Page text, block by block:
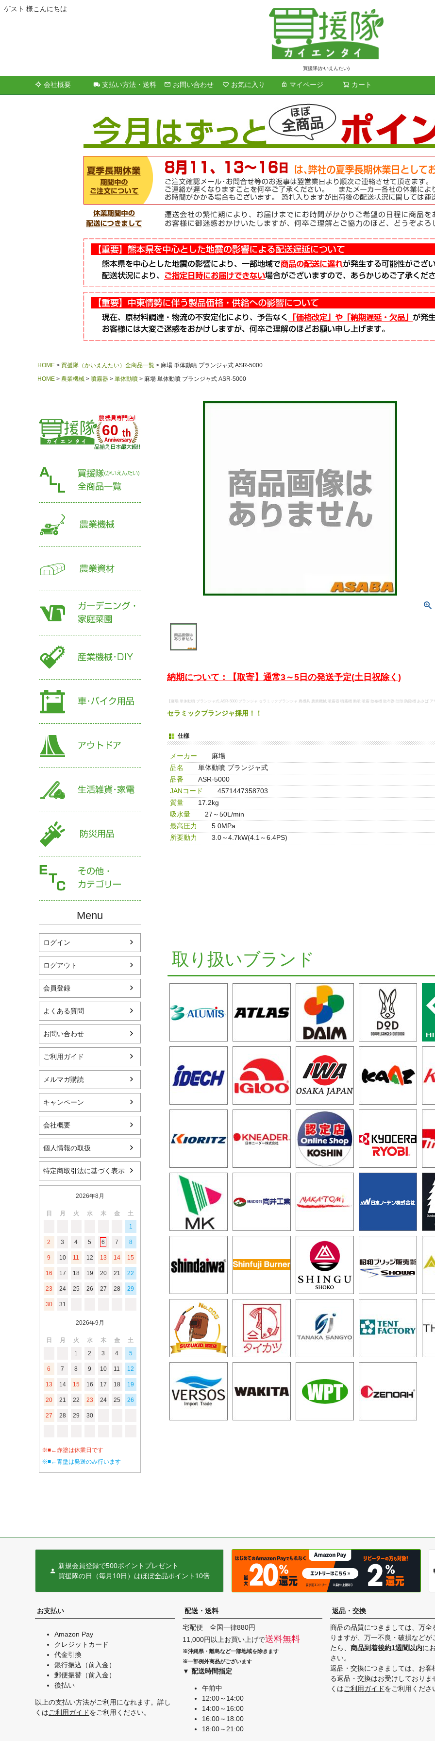
ゲスト 様こんにちは
買援隊(かいえんたい)
会社概要 支払い方法・送料 お問い合わせ お気に入り マイページ カート
検索
HOME 買援隊（かいえんたい）全商品一覧
麻場 単体動噴 プランジャ式 ASR-5000
HOME
農業機械 噴霧器 単体動噴 麻場 単体動噴 プランジャ式 ASR-5000
60
Menu
ログイン
ログアウト
会員登録
よくある質問
お問い合わせ
ご利用ガイド
メルマガ購読
キャンペーン
会社概要
個人情報の取扱
特定商取引法に基づく表示
2026年8月
日 月 火 水 木 金
土
1
2 3 4 5 6 7 8
9 10 11 12 13 14 15
16 17 18 19 20 21 22
23 24 25 26 27 28 29
30 31
2026年9月
日 月 火 水 木 金
土
1
2 3 4 5
6 7 8 9 10 11 12
13 14 15 16 17 18 19
20 21 22 23 24 25 26
27 28 29 30
※■←赤塗は休業日です
※■←青塗は発送のみ行います
納期について：【取寄】通常3～5日の発送予定(土日祝除く)
【麻場 単体動噴 プランジャ式 ASR-5000 プランジャ セラミックプランジャ 農機具 農業機械 噴霧器 噴霧機 動噴 噴霧 散布機 散布器 防除 防除機 あさば ア
セラミックプランジャ採用！！
仕様
メーカー
麻場
品名
単体動噴 プランジャ式
品番
ASR-5000
JANコード
4571447358703
質量
17.2kg
吸水量
27～50L/min
最高圧力
5.0MPa
所要動力
3.0～4.7kW(4.1～6.4PS)
取り扱いブランド
新規会員登録で500ポイントプレゼント
買援隊の日（毎月10日）はほぼ全品ポイント10倍
お支払い
Amazon Pay
クレジットカード
代金引換
銀行振込（前入金）
郵便振替（前入金）
後払い
以上の支払い方法がご利用になれます。詳し
くはご利用ガイドをご利用ください。
配送・送料
宅配便 全国一律880円
11,000円以上お買い上げで送料無料
※沖縄県・離島など一部地域を除きます
※一部例外商品がございます
▼ 配送時間指定
午前中
12:00～14:00
14:00～16:00
16:00～18:00
18:00～21:00
返品・交換
商品の品質につきましては、万全
りますが、万一不良・破損などが
たら、 商品到着後約1週間以内に
さい。
返品・交換につきましては、お客
る返品・交換はお受けしておりま
くはご利用ガイドをご利用くださ